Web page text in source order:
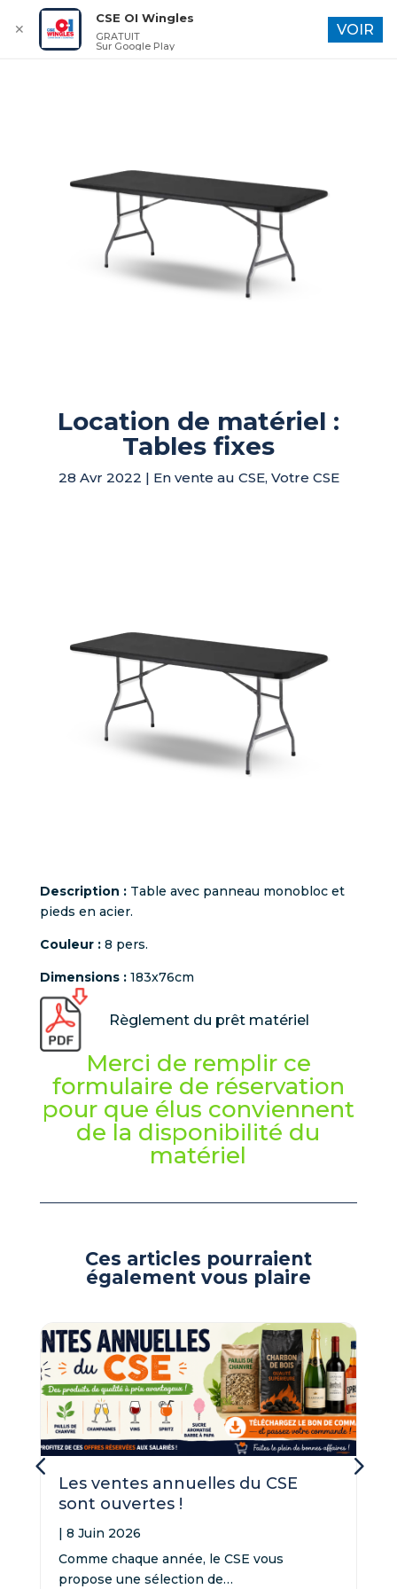
Location de matériel :
Tables fixes
28 Avr 2022 | En vente au CSE, Votre CSE
Description :Table avec panneau monobloc et
pieds en acier.
Couleur :8 pers.
Dimensions :183x76cm
Règlement du prêt matériel
Merci de remplir ce
formulaire de réservation
pour que élus conviennent
de la disponibilité du
matériel
Ces articles pourraient
également vous plaire
Les ventes annuelles du CSE
sont ouvertes !
| 8 Juin 2026
Comme chaque année, le CSE vous
propose une sélection de…
✕
CSE OI Wingles
GRATUIT
Sur Google Play
VOIR